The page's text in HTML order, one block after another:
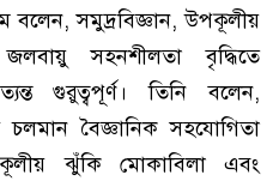
সমুদ্রবিজ্ঞান, উপকূলীয়
সহনশীলতা বৃদ্ধিতে
গুরুত্বপূর্ণ। তিনি বলেন,
চলমান বৈজ্ঞানিক সহযোগিতা
ঝুঁকি মোকাবিলা এবং